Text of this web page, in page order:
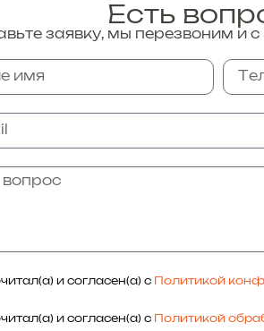
Как проходит
зуба?
стерильных
инструментов.
Есть
заявку, мы перезвоним и
и согласен(а) с Политикой
и согласен(а) с Политикой